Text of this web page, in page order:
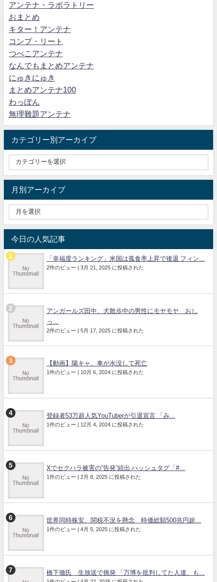
アンテナ・ラボラトリー
おまとめ
キター！アンテナ
コンプ・リート
つべこアンテナ
なんでもまとめアンテナ
にゅきにゅき
まとめアンテナ100
わっぽん
無理難題アンテナ
カテゴリー別アーカイブ
月別アーカイブ
今日の人気記事
「幸福度ランキング」米国は孤食率上昇で後退 フィン...
2件のビュー 3月 21, 2025 に投稿された
アンガールズ田中、犬散歩中の男性にモヤモヤ おし
っ...
2件のビュー 5月 17, 2025 に投稿された
【動画】陽キャ、車が水没して死亡
1件のビュー 10月 6, 2024 に投稿された
登録者53万超人気YouTuberが引退宣言 「み...
1件のビュー 12月 4, 2024 に投稿された
Xでセクハラ被害の“告発”続出 ハッシュタグ「#...
1件のビュー 2月 8, 2025 に投稿された
世界同時株安、関税不況を懸念 時価総額500兆円超...
1件のビュー 4月 5, 2025 に投稿された
橋下徹氏 生放送で挑発 「万博を批判してた人達、も...